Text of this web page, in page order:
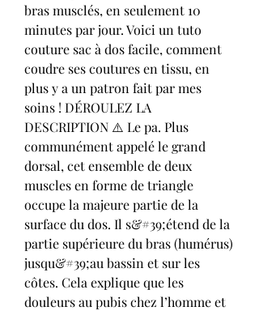
bras musclés, en seulement 10
minutes par jour. Voici un tuto
couture sac à dos facile, comment
coudre ses coutures en tissu, en
plus y a un patron fait par mes
soins ! DÉROULEZ LA
DESCRIPTION ⚠️ Le pa. Plus
communément appelé le grand
dorsal, cet ensemble de deux
muscles en forme de triangle
occupe la majeure partie de la
surface du dos. Il s&#39;étend de la
partie supérieure du bras (humérus)
jusqu&#39;au bassin et sur les
côtes. Cela explique que les
douleurs au pubis chez l’homme et